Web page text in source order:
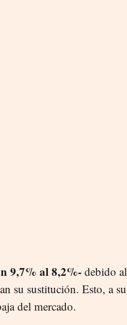
9,7% al 8,2%- debido al
su sustitución. Esto, a su
del mercado.